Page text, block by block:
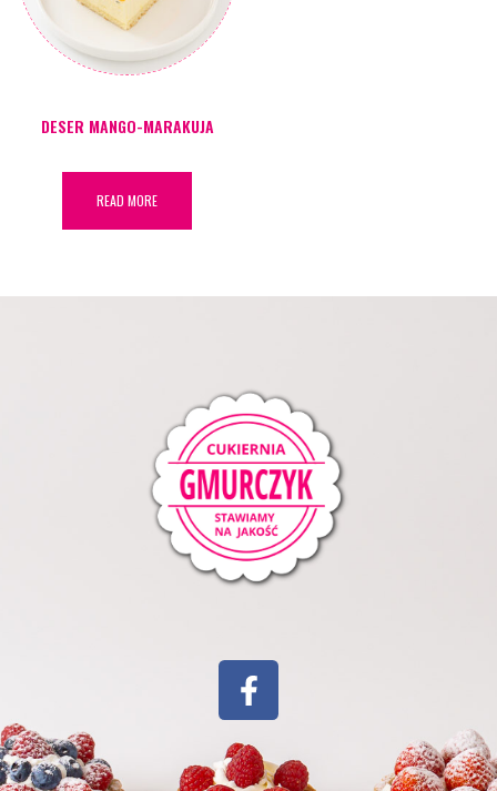
DESER MANGO-MARAKUJA
READ MORE